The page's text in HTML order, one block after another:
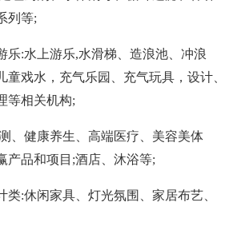
列等;
乐:水上游乐,水滑梯、造浪池、冲浪
童戏水，充气乐园、充气玩具，设计、
等相关机构;
、健康养生、高端医疗、美容美体
产品和项目;酒店、沐浴等;
类:休闲家具、灯光氛围、家居布艺、